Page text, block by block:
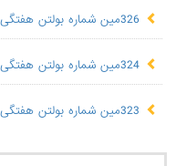
326مین شماره بولتن هفتگی
324مین شماره بولتن هفتگی
323مین شماره بولتن هفتگی